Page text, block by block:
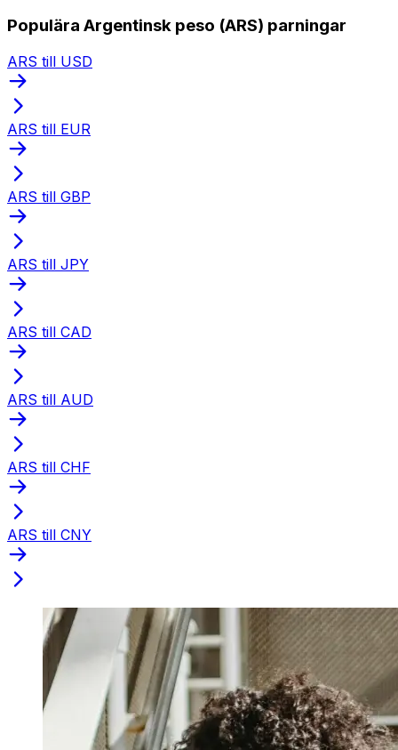
Populära Argentinsk peso (ARS) parningar
ARS till USD
ARS till EUR
ARS till GBP
ARS till JPY
ARS till CAD
ARS till AUD
ARS till CHF
ARS till CNY